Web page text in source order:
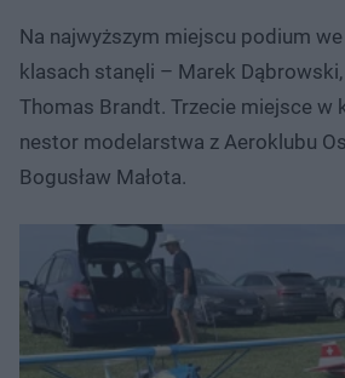
Na najwyższym miejscu podium
klasach stanęli – Marek
Thomas Brandt. Trzecie miejsce w
nestor modelarstwa z Aeroklubu
Bogusław Małota.